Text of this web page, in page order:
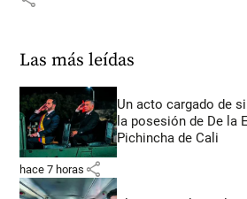
Las más leídas
Un acto cargado de
la posesión de De la
Pichincha de Cali
hace 7 horas share